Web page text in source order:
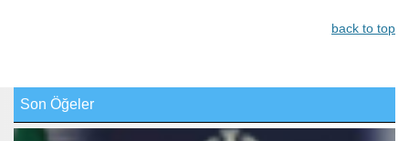
back to top
Son Öğeler